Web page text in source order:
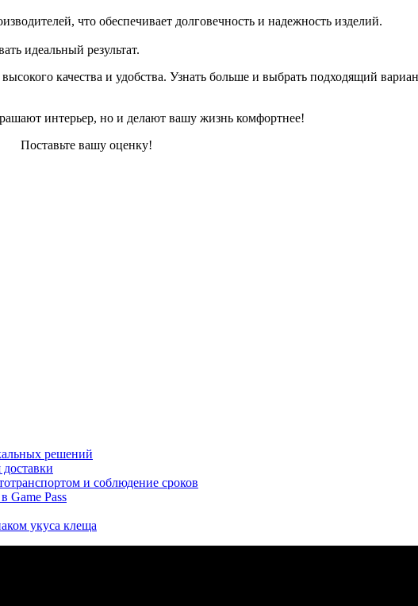
что обеспечивает долговечность и надежность изделий.
идеальный результат.
качества и удобства. Узнать больше и выбрать подходящий
интерьер, но и делают вашу жизнь комфортнее!
Поставьте вашу оценку!
решений
и соблюдение сроков
Game Pass
укуса клеща